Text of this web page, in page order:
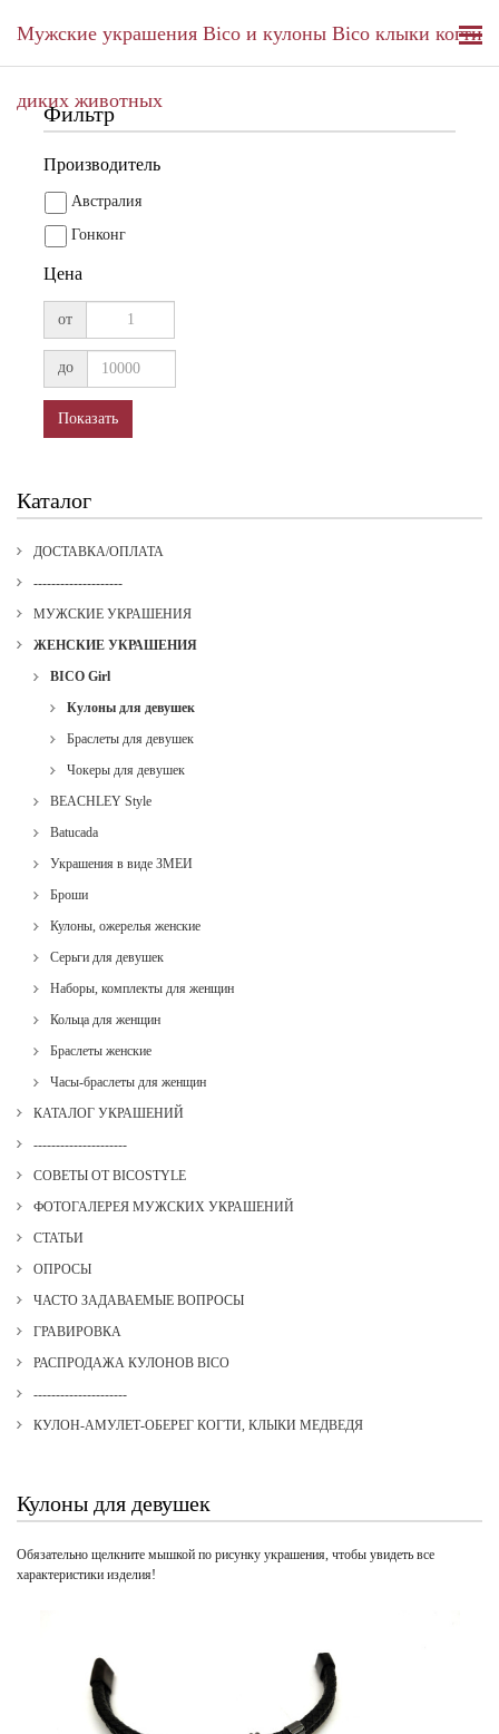
Мужские украшения Bico и кулоны Bico клыки когти
диких животных
Фильтр
Производитель
Австралия
Гонконг
Цена
от
до
Показать
Каталог
ДОСТАВКА/ОПЛАТА
--------------------
МУЖСКИЕ УКРАШЕНИЯ
ЖЕНСКИЕ УКРАШЕНИЯ
BICO Girl
Кулоны для девушек
Браслеты для девушек
Чокеры для девушек
BEACHLEY Style
Batucada
Украшения в виде ЗМЕИ
Броши
Кулоны, ожерелья женские
Серьги для девушек
Наборы, комплекты для женщин
Кольца для женщин
Браслеты женские
Часы-браслеты для женщин
КАТАЛОГ УКРАШЕНИЙ
---------------------
СОВЕТЫ ОТ BICOSTYLE
ФОТОГАЛЕРЕЯ МУЖСКИХ УКРАШЕНИЙ
СТАТЬИ
ОПРОСЫ
ЧАСТО ЗАДАВАЕМЫЕ ВОПРОСЫ
ГРАВИРОВКА
РАСПРОДАЖА КУЛОНОВ BICO
---------------------
КУЛОН-АМУЛЕТ-ОБЕРЕГ КОГТИ, КЛЫКИ МЕДВЕДЯ
Кулоны для девушек
Обязательно щелкните мышкой по рисунку украшения, чтобы увидеть все
характеристики изделия!